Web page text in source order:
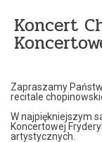
Koncert
Zapraszamy
recitale
W najpiękniejszym
Koncertowej
artystycznych.